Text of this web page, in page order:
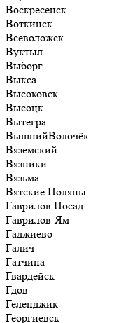
Воскресенск
Воткинск
Всеволожск
Вуктыл
Выборг
Выкса
Высоковск
Высоцк
Вытегра
ВышнийВолочёк
Вяземский
Вязники
Вязьма
Вятские Поляны
Гаврилов Посад
Гаврилов-Ям
Гаджиево
Галич
Гатчина
Гвардейск
Гдов
Геленджик
Георгиевск